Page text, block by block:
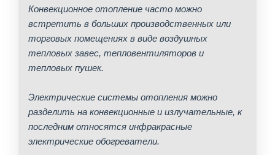
Конвекционное отопление часто можно
встретить в больших производственных или
торговых помещениях в виде воздушных
тепловых завес, тепловентиляторов и
тепловых пушек.
Электрические системы отопления можно
разделить на конвекционные и излучательные, к
последним относятся инфракрасные
электрические обогреватели.